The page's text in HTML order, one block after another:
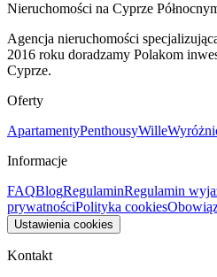
Nieruchomości na Cyprze
Agencja nieruchomości
2016 roku doradzamy Polakom
Cyprze.
Oferty
ApartamentyPenthousyWille
Informacje
FAQBlogRegulaminRegulamin
prywatnościPolityka cookies
Ustawienia cookies
Kontakt